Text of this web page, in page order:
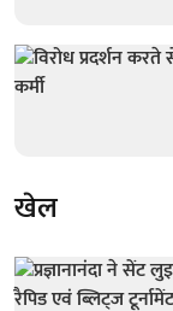
खेल